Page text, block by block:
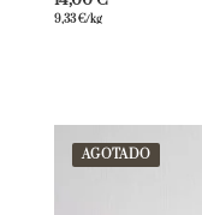
9,33€/kg
AGOTADO